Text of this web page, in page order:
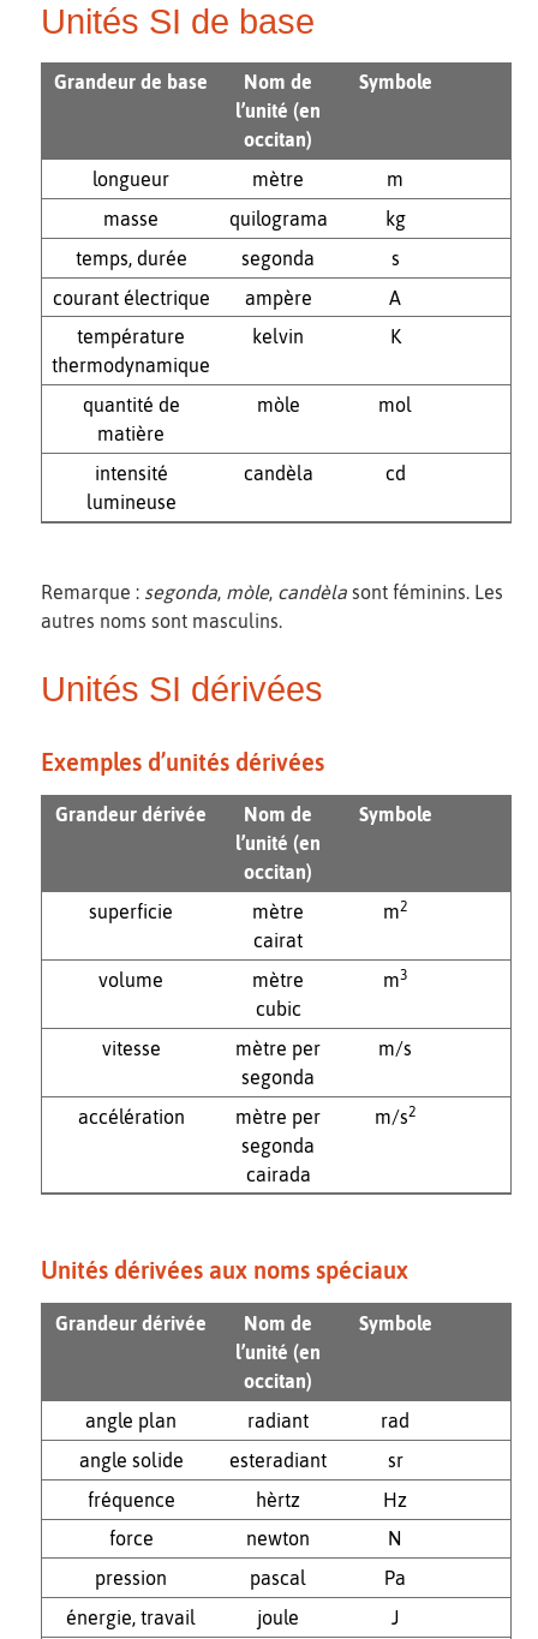
Unités SI de base
Grandeur de base
Nom de
l’unité (en
occitan)
Symbole
longueur mètre
m
masse
quilograma
kg
temps, durée
segonda
s
courant électrique
ampère
A
température
thermodynamique
kelvin K
quantité de
matière
mòle mol
intensité
lumineuse
candèla cd
Remarque : segonda mòle, candèla sont féminins. Les
autres noms sont masculins.
Unités SI dérivées
Exemples d’unités dérivées
Grandeur dérivée
Nom de
l’unité (en
occitan)
Symbole
superficie
mètre
cairat
m2
volume
mètre
cubic
m3
vitesse
mètre per
segonda
m/s
accélération
mètre per
segonda
cairada
m/s2
Unités dérivées aux noms spéciaux
Grandeur dérivée
Nom de
l’unité (en
occitan)
Symbole
angle plan radiant
rad
angle solide
esteradiant
sr
fréquence
hèrtz
Hz
force
newton
N
pression
pascal
Pa
énergie, travail
joule J